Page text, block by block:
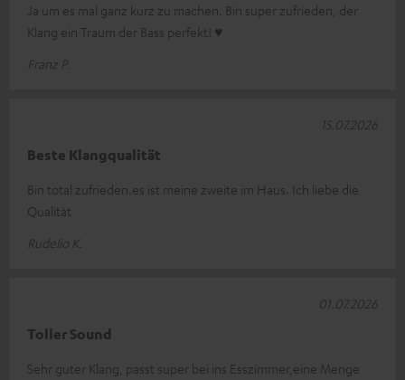
Ja um es mal ganz kurz zu machen. Bin super zufrieden, der
Klang ein Traum der Bass perfekt! ♥
Franz P.
Beste Klangqualität
Bin total zufrieden.es ist meine zweite im Haus. Ich liebe die
Qualität
Rudelio K.
15.07.2026
Toller Sound
Sehr guter Klang, passt super bei ins Esszimmer,eine Menge
01.07.2026